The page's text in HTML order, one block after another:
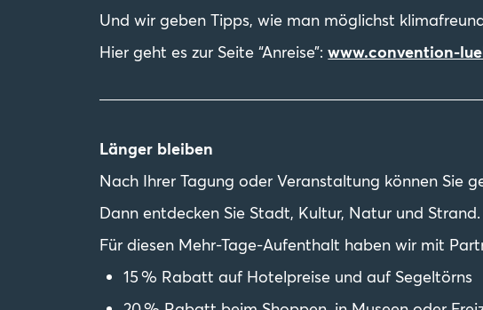
Und wir geben Tipps, wie man möglichst
Hier geht es zur Seite “Anreise”:www.convention-
Länger bleiben
Nach Ihrer Tagung oder Veranstaltung können Sie
Dann entdecken Sie Stadt, Kultur, Natur und Strand.
Für diesen Mehr-Tage-Aufenthalt haben wir mit
15 % Rabatt auf Hotelpreise und auf Segeltörns